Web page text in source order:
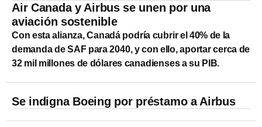
Air Canada y Airbus se unen por una
aviación sostenible
Con esta alianza, Canadá podría cubrir el 40% de la
demanda de SAF para 2040, y con ello, aportar cerca de
32 mil millones de dólares canadienses a su PIB.
Se indigna Boeing por préstamo a Airbus